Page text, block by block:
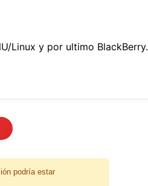
Linux y por ultimo BlackBerry.
podría estar